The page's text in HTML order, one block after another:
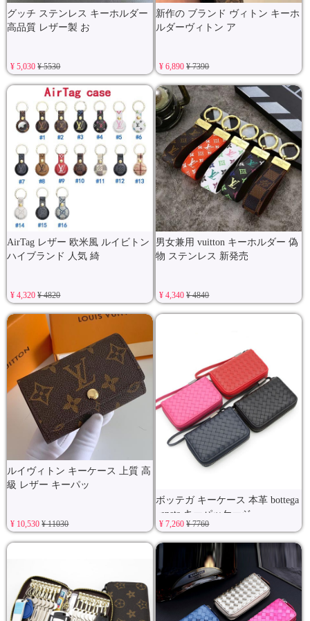
グッチ ステンレス キーホルダー
高品質 レザー製 お
¥ 5,030¥ 5530
新作の ブランド ヴィトン キーホ
ルダーヴィトン ア
¥ 6,890¥ 7390
AirTag レザー 欧米風 ルイビトン
ハイブランド 人気 綺
¥ 4,320¥ 4820
男女兼用 vuitton キーホルダー 偽
物 ステンレス 新発売
¥ 4,340¥ 4840
ルイヴィトン キーケース 上質 高
級 レザー キーパッ
¥ 10,530¥ 11030
ボッテガ キーケース 本革 bottega
veneta キーパッケージ
¥ 7,260¥ 7760